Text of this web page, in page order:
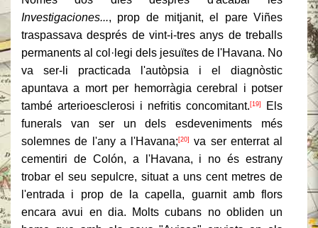
Investigaciones..., prop de mitjanit, el pare Viñes
traspassava després de vint-i-tres anys de treballs
permanents al col·legi dels jesuïtes de l'Havana. No
va ser-li practicada l'autòpsia i el diagnòstic
apuntava a mort per hemorràgia cerebral i potser
també arterioesclerosi i nefritis concomitant. [19]
Els
funerals van ser un dels esdeveniments més
solemnes de l'any a l'Havana; [20]
va ser enterrat al
cementiri de Colón, a l'Havana, i no és estrany
trobar el seu sepulcre, situat a uns cent metres de
l'entrada i prop de la capella, guarnit amb flors
encara avui en dia. Molts cubans no obliden un